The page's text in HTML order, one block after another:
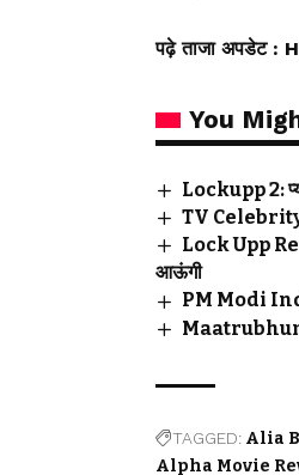
पढ़े ताजा अपडेट :
You
Lockupp 2:
TV Celebrity
Lock Upp
आऊंगी
PM Modi
Maatrubhumi
TAGGED: Alia
Alpha Movie